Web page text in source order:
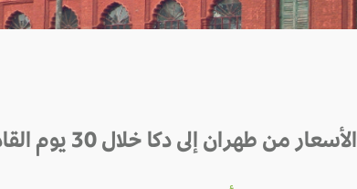
الأسعار من طهران إلى دكا خلال 30 يوم القادمة